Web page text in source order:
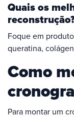
Quais os
Foque em
queratina,
Como
Para montar um